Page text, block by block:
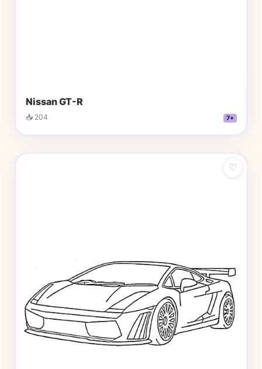
Nissan GT-R
📥 204 7+
♡